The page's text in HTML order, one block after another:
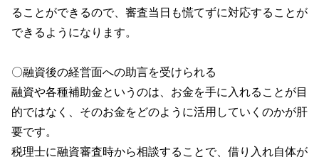
ることができるので、審査当日も慌てずに対応することが
できるようになります。
〇融資後の経営面への助言を受けられる
融資や各種補助金というのは、お金を手に入れることが目
的ではなく、そのお金をどのように活用していくのかが肝
要です。
税理士に融資審査時から相談することで、借り入れ自体が